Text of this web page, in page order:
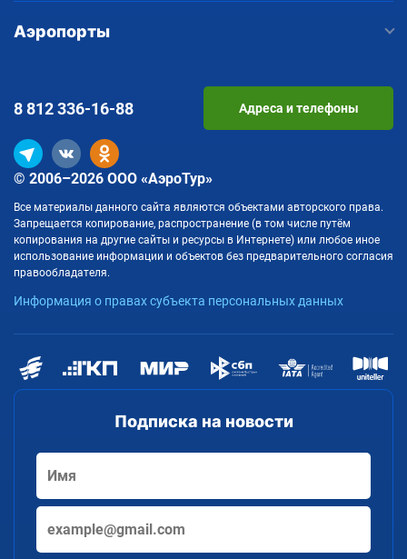
Аэропорты
Подписка на новости
© 2006–2026 ООО «АэроТур»
Все материалы данного сайта являются объектами авторского права.
Запрещается копирование, распространение (в том числе путём
копирования на другие сайты и ресурсы в Интернете) или любое иное
использование информации и объектов без предварительного согласия
правообладателя.
Информация о правах субъекта персональных данных
8 812336-16-88 Адреса и телефоны